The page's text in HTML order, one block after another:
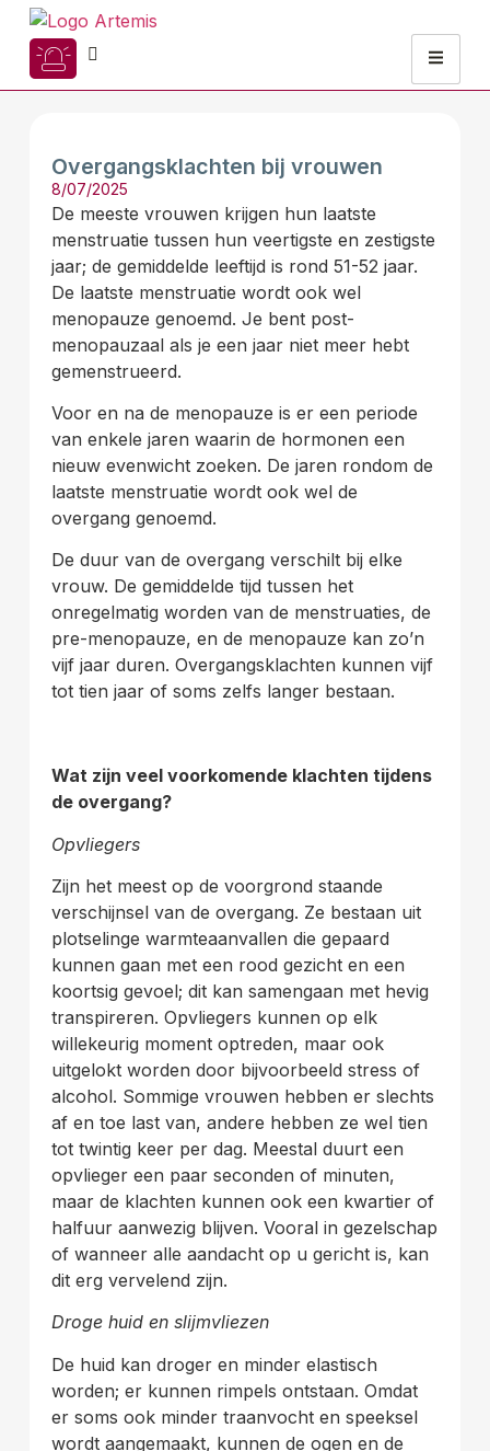
Overgangsklachten bij vrouwen
8/07/2025
De meeste vrouwen krijgen hun laatste
menstruatie tussen hun veertigste en zestigste
jaar; de gemiddelde leeftijd is rond 51-52 jaar.
De laatste menstruatie wordt ook wel
menopauze genoemd. Je bent post-
menopauzaal als je een jaar niet meer hebt
gemenstrueerd.
Voor en na de menopauze is er een periode
van enkele jaren waarin de hormonen een
nieuw evenwicht zoeken. De jaren rondom de
laatste menstruatie wordt ook wel de
overgang genoemd.
De duur van de overgang verschilt bij elke
vrouw. De gemiddelde tijd tussen het
onregelmatig worden van de menstruaties, de
pre-menopauze, en de menopauze kan zo’n
vijf jaar duren. Overgangsklachten kunnen vijf
tot tien jaar of soms zelfs langer bestaan.
Wat zijn veel voorkomende klachten tijdens
de overgang?
Opvliegers
Zijn het meest op de voorgrond staande
verschijnsel van de overgang. Ze bestaan uit
plotselinge warmteaanvallen die gepaard
kunnen gaan met een rood gezicht en een
koortsig gevoel; dit kan samengaan met hevig
transpireren. Opvliegers kunnen op elk
willekeurig moment optreden, maar ook
uitgelokt worden door bijvoorbeeld stress of
alcohol. Sommige vrouwen hebben er slechts
af en toe last van, andere hebben ze wel tien
tot twintig keer per dag. Meestal duurt een
opvlieger een paar seconden of minuten,
maar de klachten kunnen ook een kwartier of
halfuur aanwezig blijven. Vooral in gezelschap
of wanneer alle aandacht op u gericht is, kan
dit erg vervelend zijn.
Droge huid en slijmvliezen
De huid kan droger en minder elastisch
worden; er kunnen rimpels ontstaan. Omdat
er soms ook minder traanvocht en speeksel
wordt aangemaakt, kunnen de ogen en de